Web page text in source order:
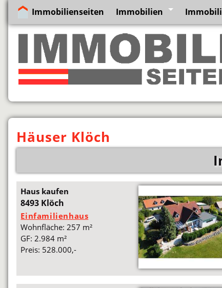
Immobilienseiten Immobilien
Häuser Klöch
Haus kaufen
8493 Klöch
Einfamilienhaus
Wohnfläche: 257 m²
GF: 2.984 m²
Preis: 528.000,-